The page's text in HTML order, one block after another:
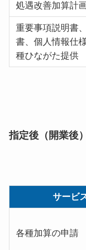
処遇改善加算計
重要事項説明書
書、個人情報仕
種ひながた提供
指定後（開業後
サービ
各種加算の申請